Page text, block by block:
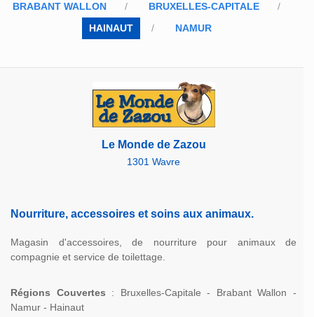
BRABANT WALLON
BRUXELLES-CAPITALE
HAINAUT
NAMUR
Le Monde de Zazou
1301 Wavre
Nourriture, accessoires et soins aux animaux.
Magasin d'accessoires, de nourriture pour animaux de
compagnie et service de toilettage.
Régions Couvertes : Bruxelles-Capitale - Brabant Wallon -
Namur - Hainaut